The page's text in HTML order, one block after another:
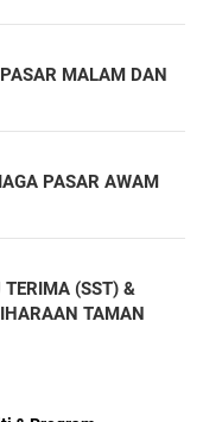
MALAM DAN
PASAR AWAM
TERIMA (SST) &
TAMAN